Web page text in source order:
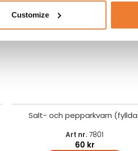
Customize
Salt- och pepparkvarn
Art nr.7801
60 kr